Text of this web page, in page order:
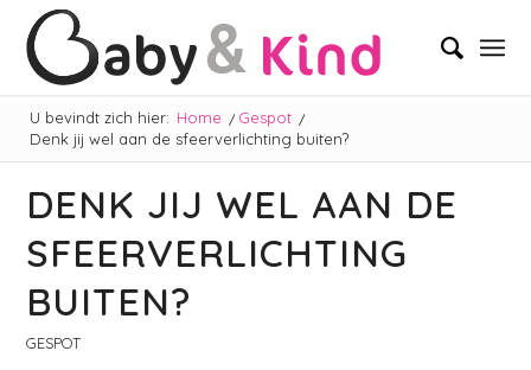
U bevindt zich hier: Home / Gespot /
Denk jij wel aan de sfeerverlichting buiten?
DENK JIJ WEL AAN DE
SFEERVERLICHTING
BUITEN?
GESPOT